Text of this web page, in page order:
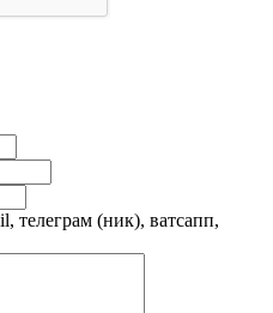
телеграм (ник), ватсапп,